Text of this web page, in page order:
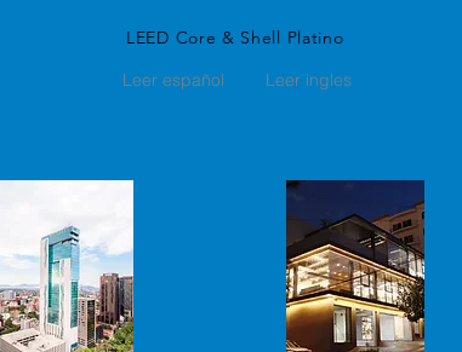
LEED Core & Shell Platino
Leer español
Leer ingles